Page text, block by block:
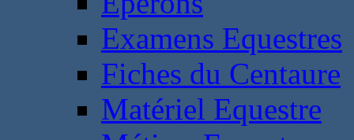
Examens Equestres
Fiches du Centaure
Matériel Equestre